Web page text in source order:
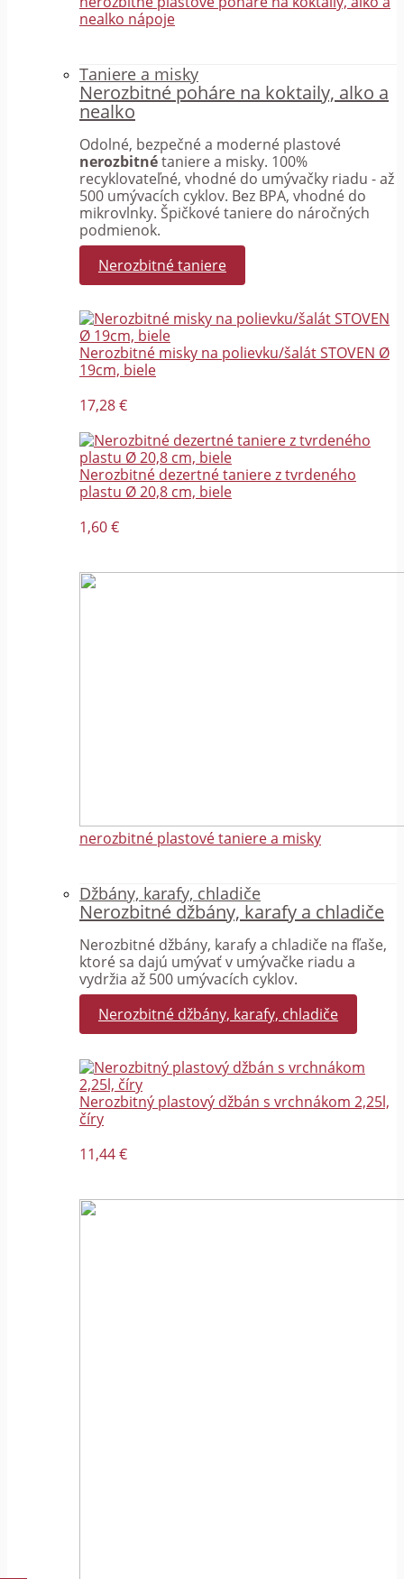
nealko nápoje
Taniere a misky
Nerozbitné poháre na koktaily, alko a
nealko
Odolné, bezpečné a moderné plastové
nerozbitnétaniere a misky. 100%
recyklovateľné, vhodné do umývačky riadu - až
500 umývacích cyklov. Bez BPA, vhodné do
mikrovlnky. Špičkové taniere do náročných
podmienok.
Nerozbitné taniere
Nerozbitné misky na polievku/šalát STOVEN Ø
19cm, biele
17,28 €
Nerozbitné dezertné taniere z tvrdeného
plastu Ø 20,8 cm, biele
1,60 €
nerozbitné plastové taniere a misky
Džbány, karafy, chladiče
Nerozbitné džbány, karafy a chladiče
Nerozbitné džbány, karafy a chladiče na fľaše,
ktoré sa dajú umývať v umývačke riadu a
vydržia až 500 umývacích cyklov.
Nerozbitné džbány, karafy, chladiče
Nerozbitný plastový džbán s vrchnákom 2,25l,
číry
11,44 €